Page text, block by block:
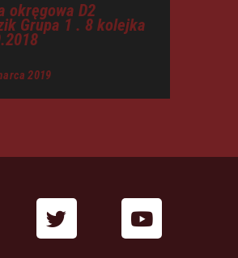
okręgowa D2
Grupa 1 . 8 kolejka
2019